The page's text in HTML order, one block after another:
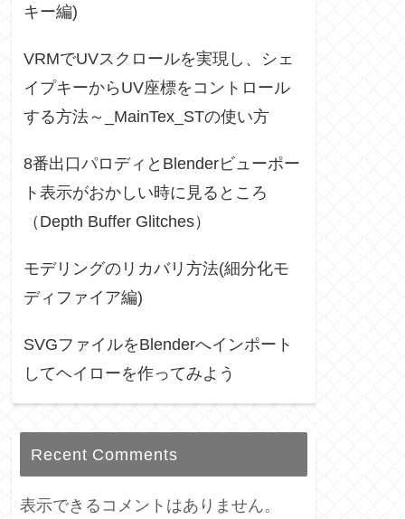
キー編)
VRMでUVスクロールを実現し、シェ
イプキーからUV座標をコントロール
する方法～_MainTex_STの使い方
8番出口パロディとBlenderビューポー
ト表示がおかしい時に見るところ
（Depth Buffer Glitches）
モデリングのリカバリ方法(細分化モ
ディファイア編)
SVGファイルをBlenderへインポート
してヘイローを作ってみよう
Recent Comments
表示できるコメントはありません。